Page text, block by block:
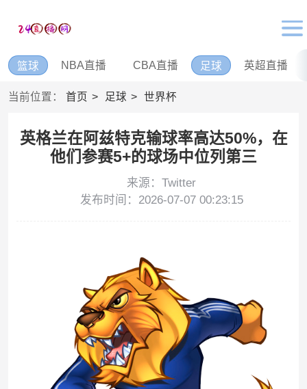
篮球 NBA直播 CBA直播 足球 英超直播
当前位置： 首页 足球 世界杯
英格兰在阿兹特克输球率高达50%，在
他们参赛5+的球场中位列第三
来源：Twitter
发布时间：2026-07-07 00:23:15